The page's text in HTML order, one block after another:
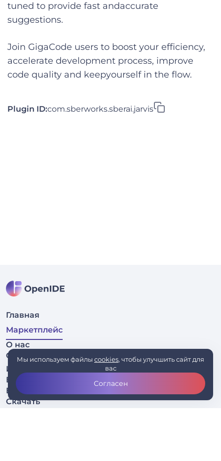
tuned to provide fast andaccurate
suggestions.
Join GigaCode users to boost your efficiency,
accelerate development process, improve
code quality and keepyourself in the flow.
Plugin ID:com.sberworks.sberai.jarvis
Главная
Маркетплейс
О нас
Связаться
Исходный код
Бизнесу
Блог
Скачать
Мы используем файлы cookies, чтобы улучшить сайт для
вас
Согласен